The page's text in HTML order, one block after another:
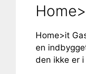
Home>it
en
den ikke er i